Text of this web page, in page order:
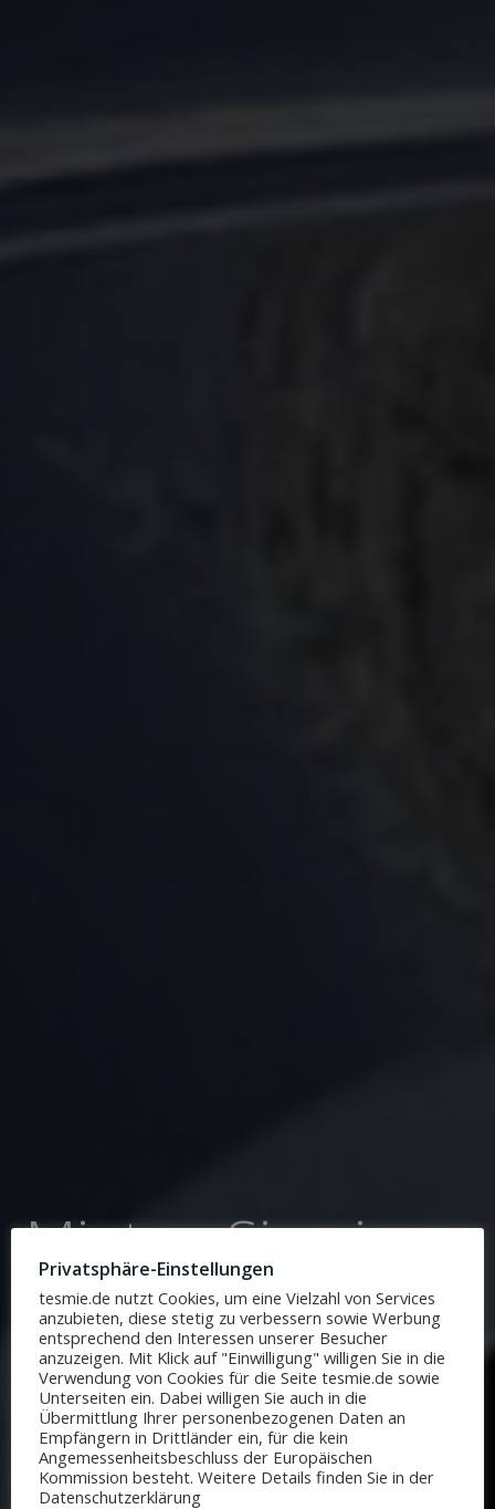
Mieten Sie einen
Tesla bei
tesmie.de
BUCHEN MEHR ERFAHREN
Privatsphäre-Einstellungen
tesmie.de nutzt Cookies, um eine Vielzahl von Services
anzubieten, diese stetig zu verbessern sowie Werbung
entsprechend den Interessen unserer Besucher
anzuzeigen. Mit Klick auf "Einwilligung" willigen Sie in die
Verwendung von Cookies für die Seite tesmie.de sowie
Unterseiten ein. Dabei willigen Sie auch in die
Übermittlung Ihrer personenbezogenen Daten an
Empfängern in Drittländer ein, für die kein
Angemessenheitsbeschluss der Europäischen
Kommission besteht. Weitere Details finden Sie in der
Datenschutzerklärung